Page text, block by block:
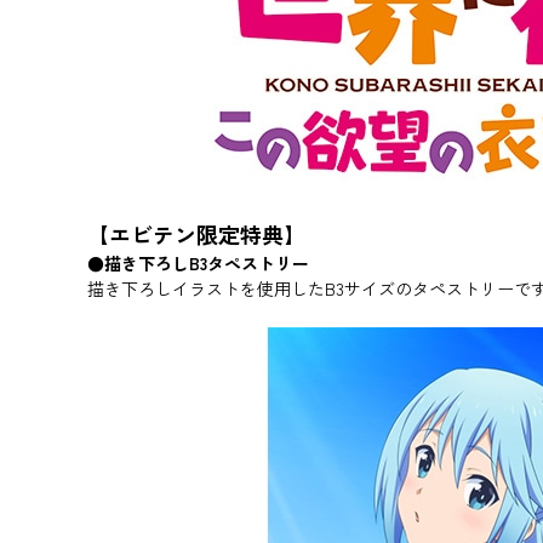
【エビテン限定特典】
●描き下ろしB3タペストリー
描き下ろしイラストを使用したB3サイズのタペストリーで